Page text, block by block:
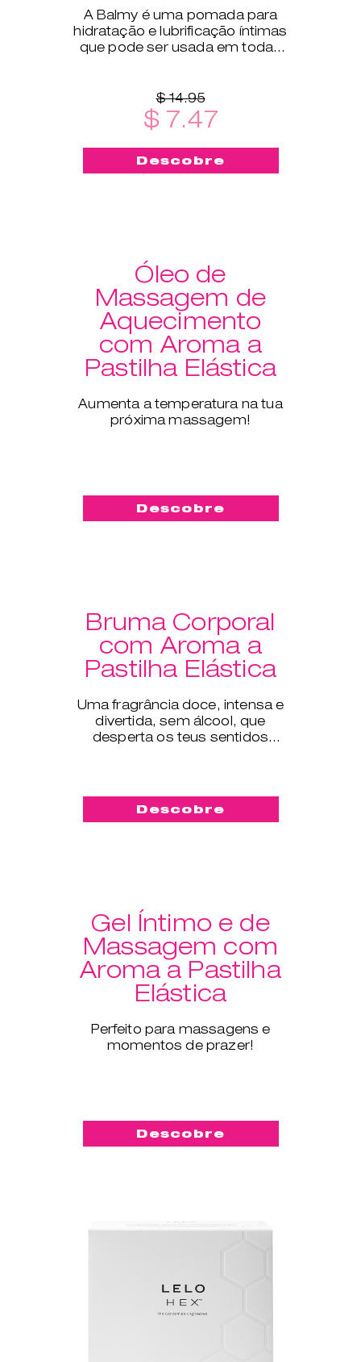
A Balmy é uma pomada para
hidratação e lubrificação íntimas
que pode ser usada em todas
$ 14.95
$ 7.47
Descobre
Óleo de
Massagem de
Aquecimento
com Aroma a
Pastilha Elástica
Aumenta a temperatura na tua
próxima massagem!
Descobre
Bruma Corporal
com Aroma a
Pastilha Elástica
Uma fragrância doce, intensa e
divertida, sem álcool, que
desperta os teus sentidos
Descobre
Gel Íntimo e de
Massagem com
Aroma a Pastilha
Elástica
Perfeito para massagens e
momentos de prazer!
Descobre